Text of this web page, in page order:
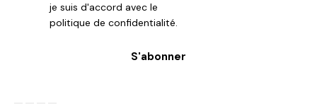
S'abonner
je suis d'accord avec le
politique de confidentialité.